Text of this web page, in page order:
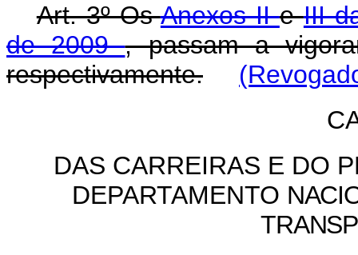
Art. 3º OsAnexos IIeIII
de 2009, passam a
respectivamente.
DAS CARREIRAS E DO
DEPARTAMENTO